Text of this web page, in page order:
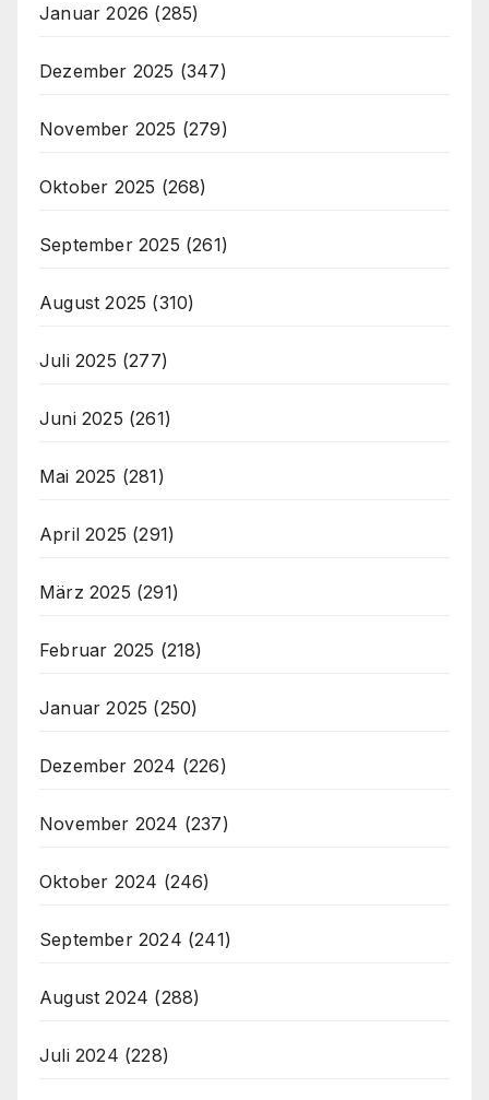
Januar 2026 (285)
Dezember 2025 (347)
November 2025 (279)
Oktober 2025 (268)
September 2025 (261)
August 2025 (310)
Juli 2025 (277)
Juni 2025 (261)
Mai 2025 (281)
April 2025 (291)
März 2025 (291)
Februar 2025 (218)
Januar 2025 (250)
Dezember 2024 (226)
November 2024 (237)
Oktober 2024 (246)
September 2024 (241)
August 2024 (288)
Juli 2024 (228)